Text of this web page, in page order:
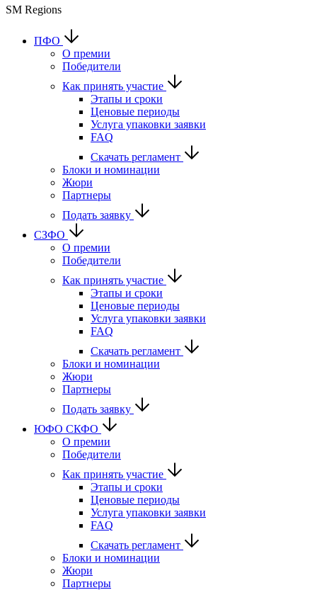
SM Regions
ПФО
О премии
Победители
Как принять участие
Этапы и сроки
Ценовые периоды
Услуга упаковки заявки
FAQ
Скачать регламент
Блоки и номинации
Жюри
Партнеры
Подать заявку
СЗФО
О премии
Победители
Как принять участие
Этапы и сроки
Ценовые периоды
Услуга упаковки заявки
FAQ
Скачать регламент
Блоки и номинации
Жюри
Партнеры
Подать заявку
ЮФО СКФО
О премии
Победители
Как принять участие
Этапы и сроки
Ценовые периоды
Услуга упаковки заявки
FAQ
Скачать регламент
Блоки и номинации
Жюри
Партнеры